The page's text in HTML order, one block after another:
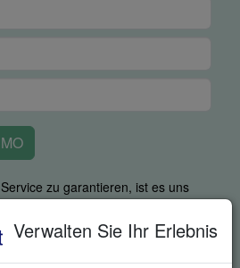
Verwalten Sie Ihr Erlebnis
zu garantieren, ist es uns
in der Lage waren, die Plattform mit
Durch Angabe Ihrer
zu, dass ein fachkundiger
um zu fragen, wie Sie mit der